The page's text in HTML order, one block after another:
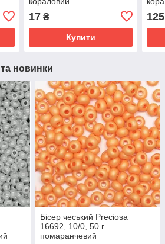
17₴
Купити
125
та новинки
Бісер чеський Preciosa
16692, 10/0, 50 г —
помаранчевий